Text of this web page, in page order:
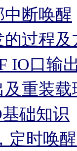
中断唤醒
的过程及
IO口输
及重装载
基础知识
定时唤